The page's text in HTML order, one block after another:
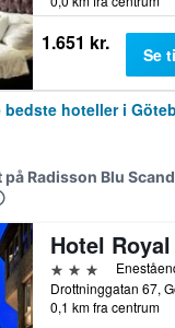
1.651 kr. Se
bedste hoteller i
Radisson Blu
Hotel Royal
3 stjerner
0,1 km fra centrum